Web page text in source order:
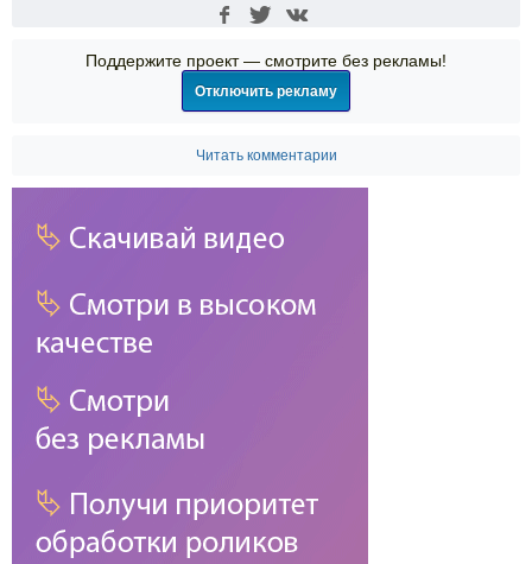
Поддержите проект — смотрите без рекламы!
Отключить рекламу
Читать комментарии